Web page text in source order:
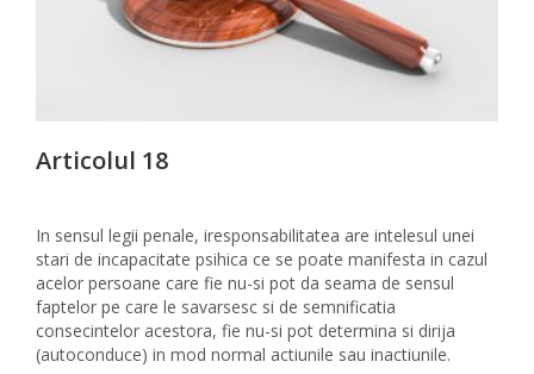
Articolul 18
In sensul legii penale, iresponsabilitatea are intelesul unei
stari de incapacitate psihica ce se poate manifesta in cazul
acelor persoane care fie nu-si pot da seama de sensul
faptelor pe care le savarsesc si de semnificatia
consecintelor acestora, fie nu-si pot determina si dirija
(autoconduce) in mod normal actiunile sau inactiunile.